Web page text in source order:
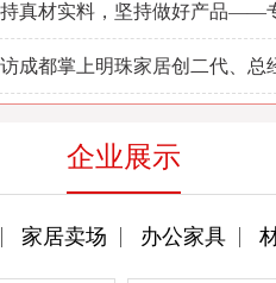
真材实料，坚持做好产品——
成都掌上明珠家居创二代、总
企业展示
家居卖场 办公家具